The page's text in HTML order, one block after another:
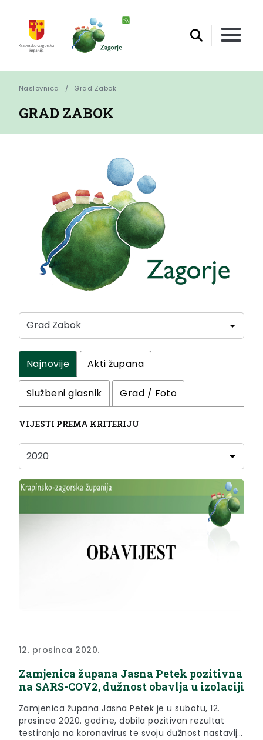
Naslovnica Grad Zabok
GRAD ZABOK
Najnovije Akti župana
Službeni glasnik Grad / Foto
VIJESTI PREMA KRITERIJU
12. prosinca 2020.
Zamjenica župana Jasna Petek pozitivna
na SARS-COV2, dužnost obavlja u izolaciji
Zamjenica župana Jasna Petek je u subotu, 12.
prosinca 2020. godine, dobila pozitivan rezultat
testiranja na koronavirus te svoju dužnost nastavlja